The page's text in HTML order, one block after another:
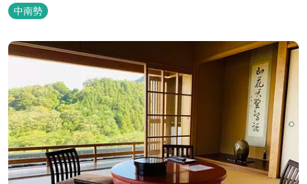
中南勢